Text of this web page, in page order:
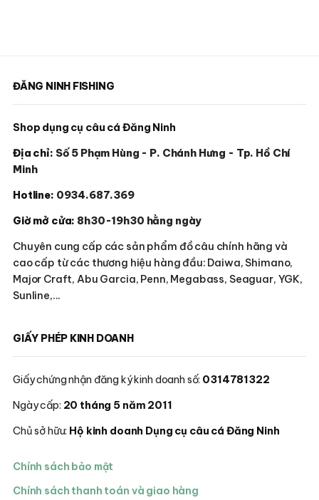
ĐĂNG NINH FISHING
Shop dụng cụ câu cá Đăng Ninh
Địa chỉ: Số 5 Phạm Hùng - P. Chánh Hưng - Tp. Hồ Chí
Minh
Hotline: 0934.687.369
Giờ mở cửa: 8h30-19h30 hằng ngày
Chuyên cung cấp các sản phẩm đồ câu chính hãng và
cao cấp từ các thương hiệu hàng đầu: Daiwa, Shimano,
Major Craft, Abu Garcia, Penn, Megabass, Seaguar, YGK,
Sunline,...
GIẤY PHÉP KINH DOANH
Giấy chứng nhận đăng ký kinh doanh số: 0314781322
Ngày cấp: 20 tháng 5 năm 2011
Chủ sở hữu: Hộ kinh doanh Dụng cụ câu cá Đăng Ninh
Chính sách bảo mật
Chính sách thanh toán và giao hàng